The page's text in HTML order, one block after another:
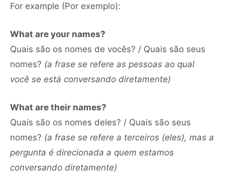
For example (Por exemplo):
What are your names?
Quais são os nomes de vocês? / Quais são seus
nomes? (a frase se refere as pessoas ao qual
você se está conversando diretamente)
What are their names?
Quais são os nomes deles? / Quais são seus
nomes? (a frase se refere a terceiros (eles), mas a
pergunta é direcionada a quem estamos
conversando diretamente)